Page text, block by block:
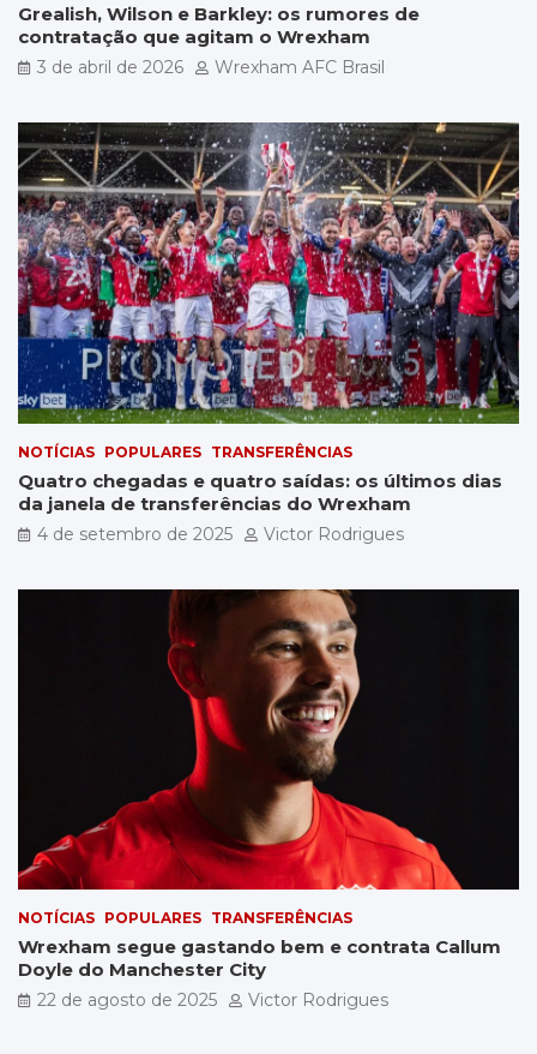
Grealish, Wilson e Barkley: os rumores de
contratação que agitam o Wrexham
3 de abril de 2026 Wrexham AFC Brasil
NOTÍCIAS POPULARES TRANSFERÊNCIAS
Quatro chegadas e quatro saídas: os últimos dias
da janela de transferências do Wrexham
4 de setembro de 2025 Victor Rodrigues
NOTÍCIAS POPULARES TRANSFERÊNCIAS
Wrexham segue gastando bem e contrata Callum
Doyle do Manchester City
22 de agosto de 2025 Victor Rodrigues